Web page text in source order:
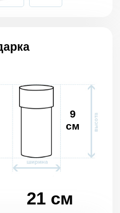
21 см
9
см